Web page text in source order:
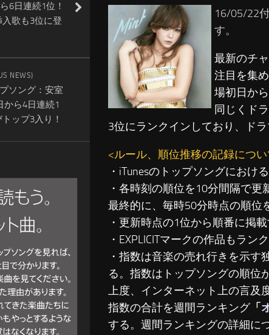
16/05/22
す。
最新のチ
注目を集
場初日か
同じくド
3位にランクインしており、ド
<ルール、順位推移の記録につい
・iTunesのトップソングにおけ
・各時刻の順位を10分間隔で更
最終的に、毎時50分時点の順位
・更新時点の1位から順番に掲載
・EXPLICITマークの作品もラ
・指数は音楽の売れ行きを示す
る。指数はトップソングの順位
上度、インターネット上の言及
指数の合計を週間ランキング「
する。週間ランキングの詳細に
6日連続1位！
歌も3位に登
NEWS)
ソング：安室
から4日連続1
ップ3入り！